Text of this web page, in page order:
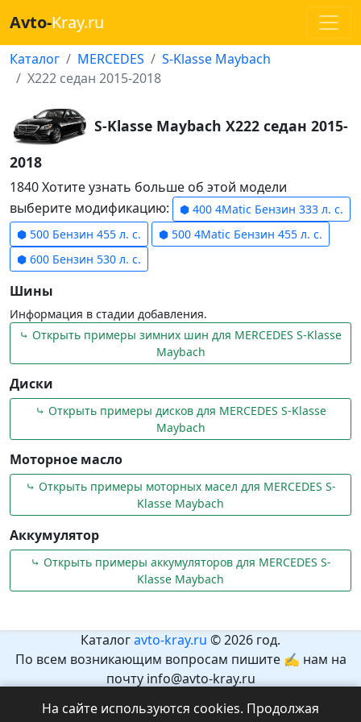
Avto-Kray.ru
Каталог MERCEDES
S-Klasse Maybach
X222 седан 2015-2018
S-Klasse Maybach X222 седан 2015-
2018
1840 Хотите узнать больше об этой модели
выберите модификацию:
⬢ 400 4Matic Бензин 333 л. с.
⬢ 500 Бензин 455 л. с.
⬢ 500 4Matic Бензин 455 л. с.
⬢ 600 Бензин 530 л. с.
Шины
Информация в стадии добавления.
⤷ Открыть примеры зимних шин для MERCEDES S-Klasse
Maybach
Диски
⤷ Открыть примеры дисков для MERCEDES S-Klasse
Maybach
Моторное масло
⤷ Открыть примеры моторных масел для MERCEDES S-
Klasse Maybach
Аккумулятор
⤷ Открыть примеры аккумуляторов для MERCEDES S-
Klasse Maybach
Каталогavto-kray.ru © 2026 год.
По всем возникающим вопросам пишите ✍ нам на
почту info@avto-kray.ru
которая может причинить вред здоровью и развитию
На сайте используются cookies. Продолжая